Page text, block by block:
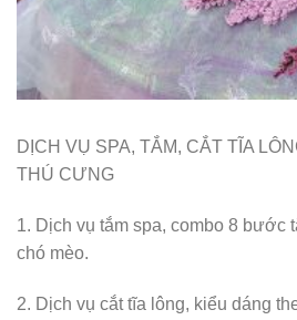
DỊCH VỤ SPA, TẮM, CẮT TĨA
THÚ CƯNG
1. Dịch vụ tắm spa, combo 8 bước
chó mèo.
2. Dịch vụ cắt tĩa lông, kiểu dáng